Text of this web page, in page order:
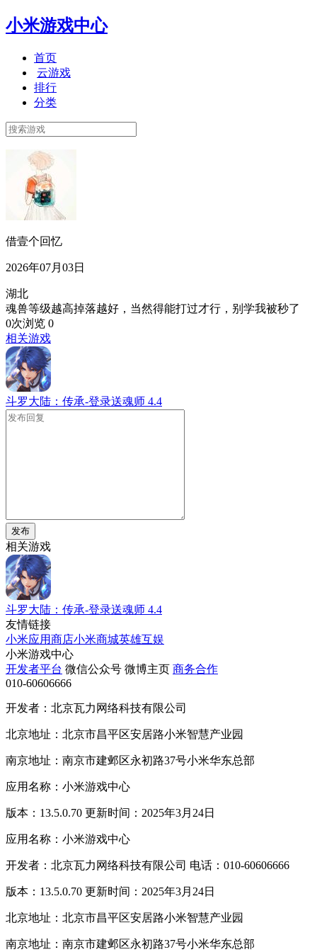
小米游戏中心
首页
云游戏
排行
分类
借壹个回忆
2026年07月03日
湖北
魂兽等级越高掉落越好，当然得能打过才行，别学我被秒了
0次浏览 0
相关游戏
斗罗大陆：传承-登录送魂师 4.4
发布
相关游戏
斗罗大陆：传承-登录送魂师 4.4
友情链接
小米应用商店小米商城英雄互娱
小米游戏中心
开发者平台 微信公众号 微博主页 商务合作
010-60606666
开发者：北京瓦力网络科技有限公司
北京地址：北京市昌平区安居路小米智慧产业园
南京地址：南京市建邺区永初路37号小米华东总部
应用名称：小米游戏中心
版本：13.5.0.70 更新时间：2025年3月24日
应用名称：小米游戏中心
开发者：北京瓦力网络科技有限公司 电话：010-60606666
版本：13.5.0.70 更新时间：2025年3月24日
北京地址：北京市昌平区安居路小米智慧产业园
南京地址：南京市建邺区永初路37号小米华东总部